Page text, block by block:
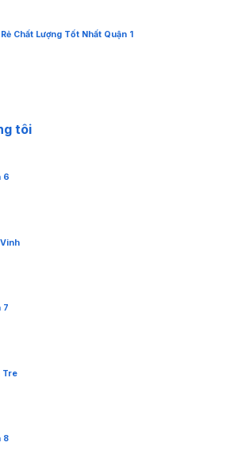
Chất Lượng Tốt Nhất Quận 1
tôi
6
7
Tre
8